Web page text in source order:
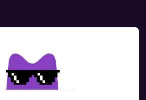
Lépj kapcsolatba velünk